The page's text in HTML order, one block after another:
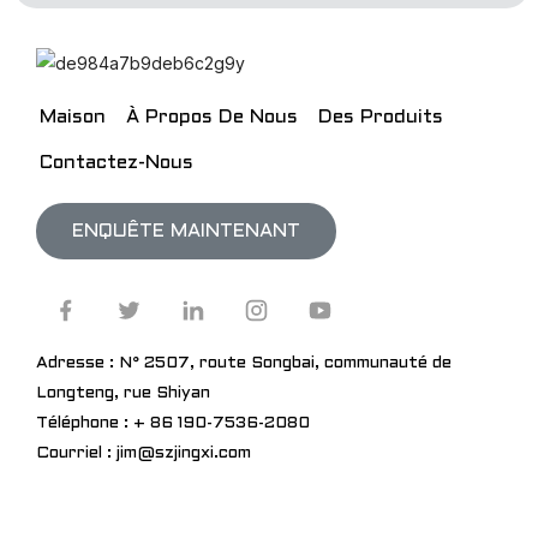
Maison À Propos De Nous Des Produits
Contactez-Nous
ENQUÊTE MAINTENANT
Adresse : N° 2507, route Songbai, communauté de
Longteng, rue Shiyan
Téléphone : + 86 190-7536-2080
Courriel : jim@szjingxi.com